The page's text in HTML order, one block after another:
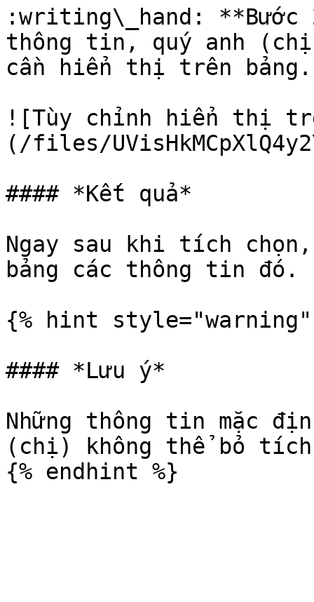
:writing\_hand: **Bước
thông tin, quý anh
cần hiển thị trên bảng.
![Tùy chỉnh hiển thị
(/files/
#### *Kết quả*
Ngay sau khi tích
bảng các thông tin đó.
{% hint style="warning"
#### *Lưu ý*
Những thông tin mặc
(chị) không thể bỏ